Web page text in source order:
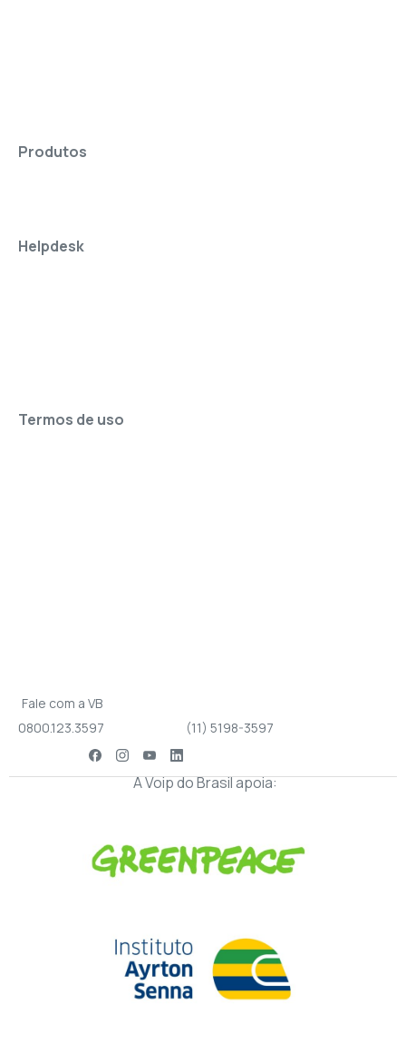
Produtos
Helpdesk
Termos de uso
Fale com a VB
0800.123.3597
(11) 5198-3597
A Voip do Brasil apoia: